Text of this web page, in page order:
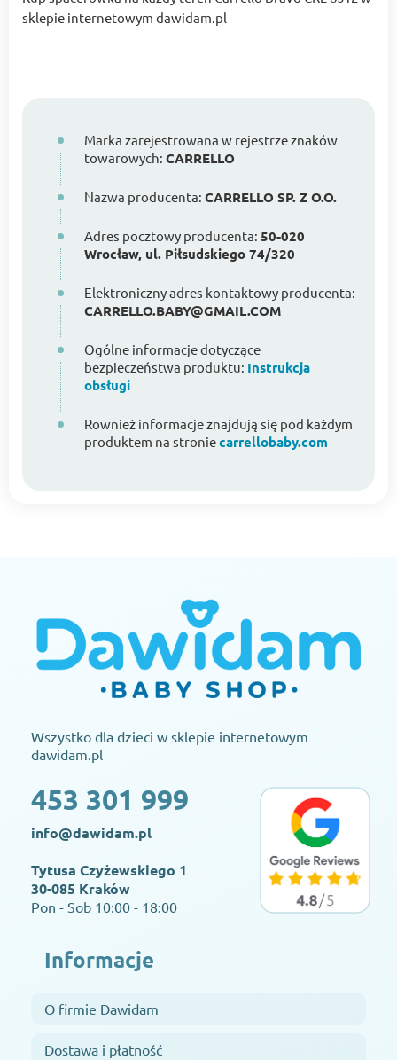
sklepie internetowym dawidam.pl
Marka zarejestrowana w rejestrze znaków
towarowych: CARRELLO
Nazwa producenta: CARRELLO SP. Z O.O.
Adres pocztowy producenta: 50-020
Wrocław, ul. Piłsudskiego 74/320
Elektroniczny adres kontaktowy producenta:
CARRELLO.BABY@GMAIL.COM
Ogólne informacje dotyczące
bezpieczeństwa produktu: Instrukcja
obsługi
Rownież informacje znajdują się pod każdym
produktem na stroniecarrellobaby.com
Wszystko dla dzieci w sklepie internetowym
dawidam.pl
453 301 999
info@dawidam.pl
Tytusa Czyżewskiego 1
30-085 Kraków
Pon - Sob 10:00 - 18:00
Informacje
O firmie Dawidam
Dostawa i płatność